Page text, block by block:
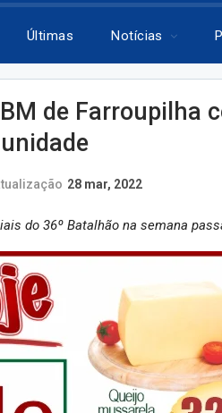
Últimas Notícias
de Farroupilha
28 mar, 2022
do 36º Batalhão na semana